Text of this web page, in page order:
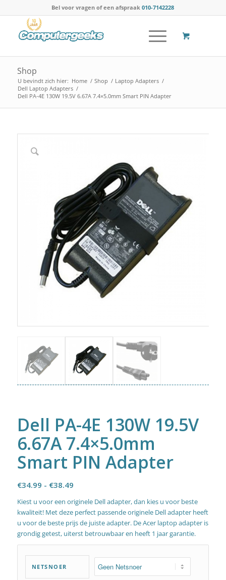
Bel voor vragen of een afspraak010-7142228
Shop
U bevindt zich hier: Home / Shop / Laptop Adapters /
Dell Laptop Adapters /
Dell PA-4E 130W 19.5V 6.67A 7.4×5.0mm Smart PIN Adapter
Dell PA-4E 130W 19.5V
6.67A 7.4×5.0mm
Smart PIN Adapter
€34.99 - €38.49Prijsklasse:
tot
€38.49
Kiest u voor een originele Dell adapter, dan kies u voor beste
kwaliteit! Met deze perfect passende originele Dell adapter heeft
u voor de beste prijs de juiste adapter. De Acer laptop adapter is
grondig getest, uiterst betrouwbaar en heeft 1 jaar garantie.
NETSNOER